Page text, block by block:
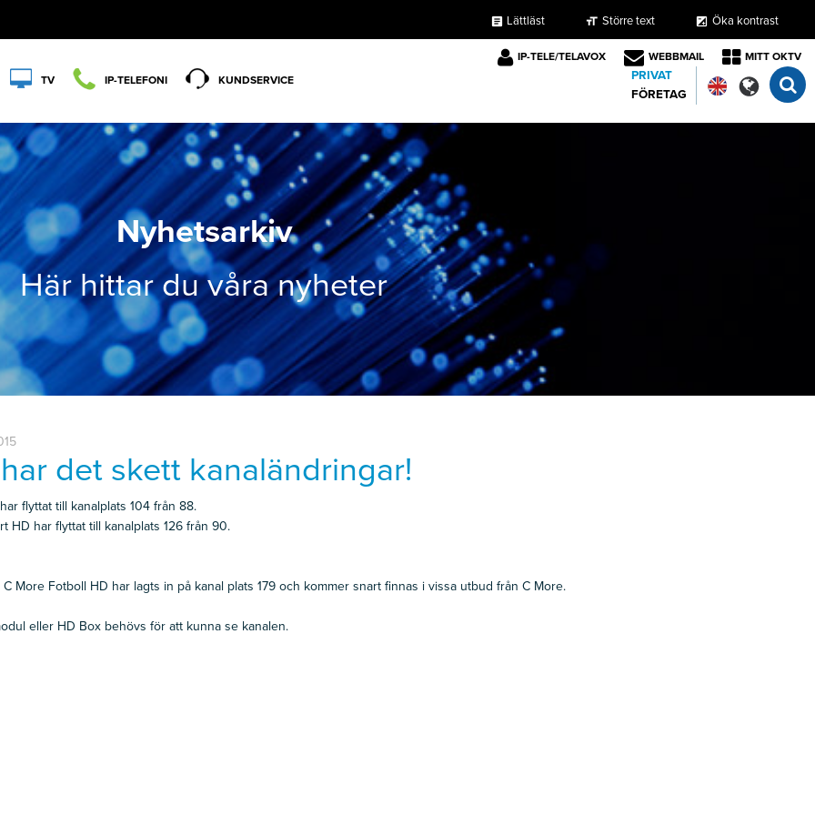
article Lättläst format_size Större text exposure Öka kontrast
TV IP-TELEFONI KUNDSERVICE
IP-TELE/TELAVOX WEBBMAIL MITT OKTV
PRIVAT
FÖRETAG
Nyhetsarkiv
Här hittar du våra nyheter
det skett kanaländringar!
flyttat till kanalplats 104 från 88.
HD har flyttat till kanalplats 126 från 90.
C More Fotboll HD har lagts in på kanal plats 179 och kommer snart finnas i vissa utbud från C More.
eller HD Box behövs för att kunna se kanalen.